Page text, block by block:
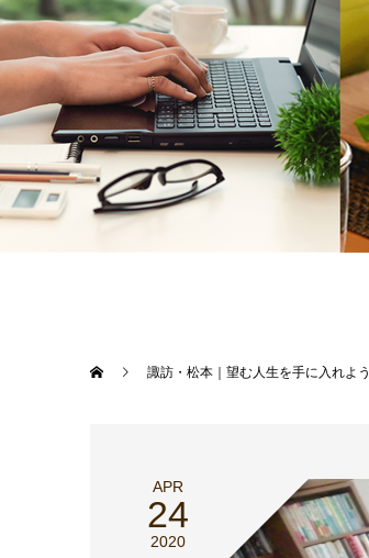
諏訪・松本｜望む人生を手に入れよう
APR
24
2020